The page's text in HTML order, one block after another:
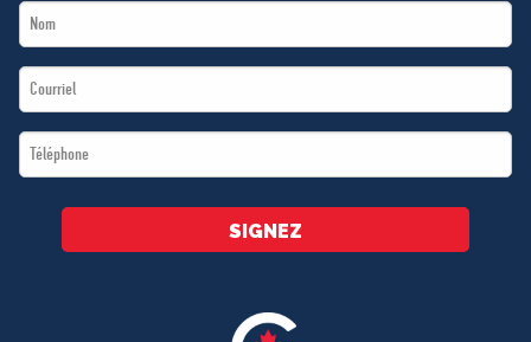
Last
Name
Email
*
Téléphone
*
SIGNEZ